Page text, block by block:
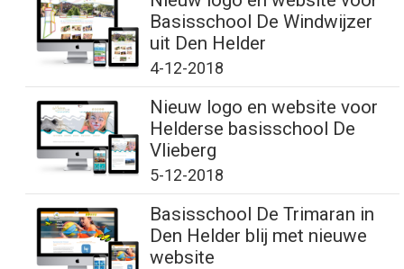
Basisschool De Windwijzer
uit Den Helder
4-12-2018
Nieuw logo en website voor
Helderse basisschool De
Vlieberg
5-12-2018
Basisschool De Trimaran in
Den Helder blij met nieuwe
website